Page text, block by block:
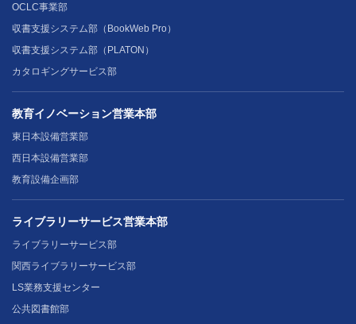
OCLC事業部
収書支援システム部（BookWeb Pro）
収書支援システム部（PLATON）
カタロギングサービス部
教育イノベーション営業本部
東日本設備営業部
西日本設備営業部
教育設備企画部
ライブラリーサービス営業本部
ライブラリーサービス部
関西ライブラリーサービス部
LS業務支援センター
公共図書館部